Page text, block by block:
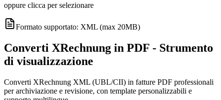
oppure clicca per selezionare
Formato supportato: XML (max 20MB)
Converti XRechnung in PDF - Strumento
di visualizzazione
Converti XRechnung XML (UBL/CII) in fatture PDF professionali
per archiviazione e revisione, con template personalizzabili e